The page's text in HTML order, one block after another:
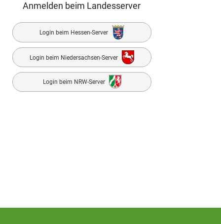
Anmelden beim Landesserver
Login beim Hessen-Server
Login beim Niedersachsen-Server
Login beim NRW-Server